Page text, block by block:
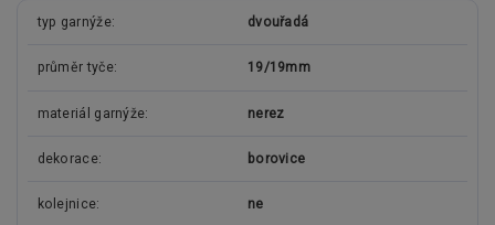
typ garnýže dvouřadá
průměr tyče 19/19mm
materiál garnýže nerez
dekorace borovice
kolejnice ne